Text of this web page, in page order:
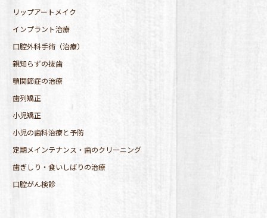
リップアートメイク
インプラント治療
口腔外科手術（治療）
親知らずの抜歯
顎関節症の治療
歯列矯正
小児矯正
小児の歯科治療と予防
定期メインテナンス・歯のクリーニング
歯ぎしり・食いしばりの治療
口腔がん検診